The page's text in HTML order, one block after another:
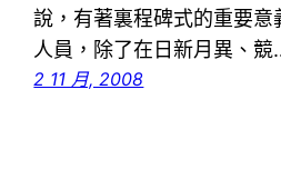
說，有著裏程碑式的重要
人員，除了在日新月異、
2 11 月, 2008